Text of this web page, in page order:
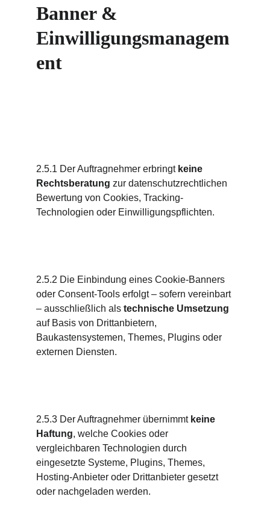
Banner &
Einwilligungsmanagem
ent
2.5.1 Der Auftragnehmer erbringt keine
Rechtsberatung zur datenschutzrechtlichen
Bewertung von Cookies, Tracking-
Technologien oder Einwilligungspflichten.
2.5.2 Die Einbindung eines Cookie-Banners
oder Consent-Tools erfolgt – sofern vereinbart
– ausschließlich als technische Umsetzung
auf Basis von Drittanbietern,
Baukastensystemen, Themes, Plugins oder
externen Diensten.
2.5.3 Der Auftragnehmer übernimmt keine
Haftung, welche Cookies oder
vergleichbaren Technologien durch
eingesetzte Systeme, Plugins, Themes,
Hosting-Anbieter oder Drittanbieter gesetzt
oder nachgeladen werden.